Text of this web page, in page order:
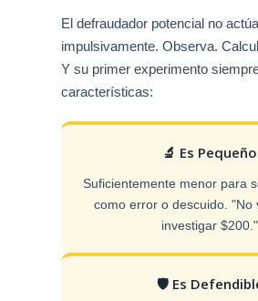
El defraudador potencial no actúa
impulsivamente. Observa.
Y su primer experimento
características:
🔬 Es Pequeño
Suficientemente menor para
como error o descuido. "No
investigar $200."
🛡️ Es